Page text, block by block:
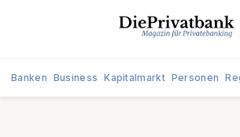
Banken Business Kapitalmarkt Personen